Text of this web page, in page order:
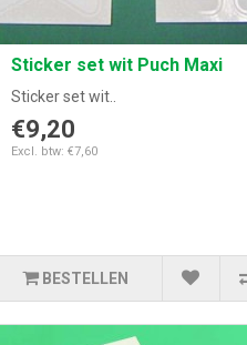
Sticker set wit Puch Maxi
Sticker set wit..
€9,20
Excl. btw: €7,60
BESTELLEN